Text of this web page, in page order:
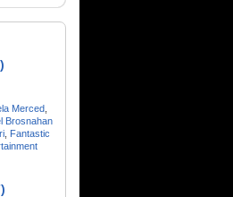
Merced
Brosnahan
Fantastic